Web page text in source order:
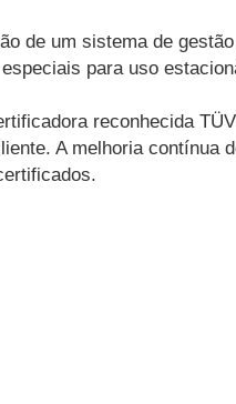
de um sistema de
para uso
reconhecida
A melhoria contínua